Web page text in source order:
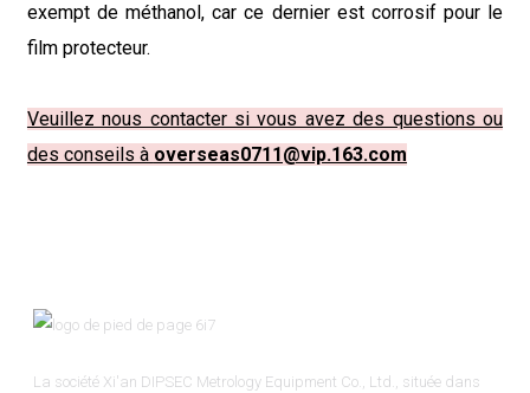
exempt de méthanol, car ce dernier est corrosif pour le
film protecteur.
Veuillez nous contacter si vous avez des questions ou
des conseils à overseas0711@vip.163.com
La société Xi'an DIPSEC Metrology Equipment Co., Ltd., située dans